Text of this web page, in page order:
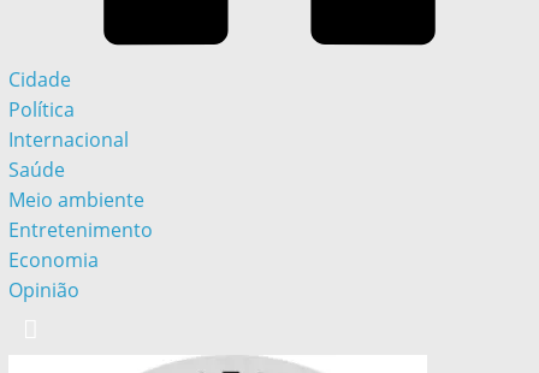
Cidade
Política
Internacional
Saúde
Meio ambiente
Entretenimento
Economia
Opinião